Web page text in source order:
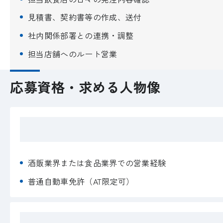
見積書、契約書等の作成、送付
社内関係部署との連携・調整
担当店舗へのルート営業
応募資格・求める人物像
酒販業界または食品業界での営業経験
普通自動車免許（AT限定可）